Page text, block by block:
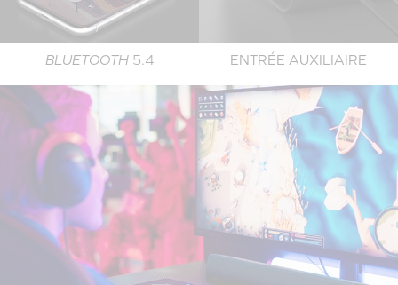
BLUETOOTH 5.4 ENTRÉE AUXILIAIRE